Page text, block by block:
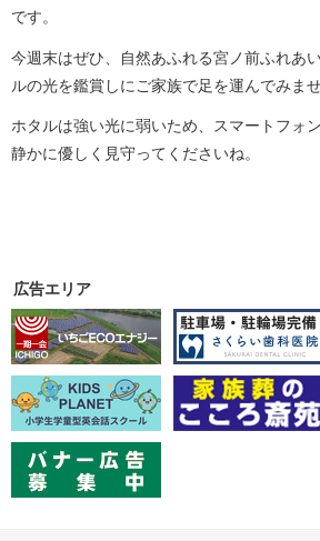
です。
今週末はぜひ、自然あふれる宮ノ前ふれあ
ルの光を鑑賞しにご家族で足を運んでみま
ホタルは強い光に弱いため、スマートフォ
静かに優しく見守ってくださいね。
広告エリア